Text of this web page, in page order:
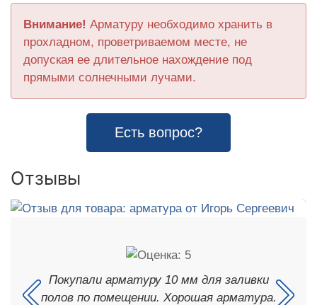
Внимание! Арматуру необходимо хранить в
прохладном, проветриваемом месте, не
допуская ее длительное нахождение под
прямыми солнечными лучами.
Есть вопрос?
Отзывы
Покупали арматуру 10 мм для заливки
полов по помещении. Хорошая арматура.